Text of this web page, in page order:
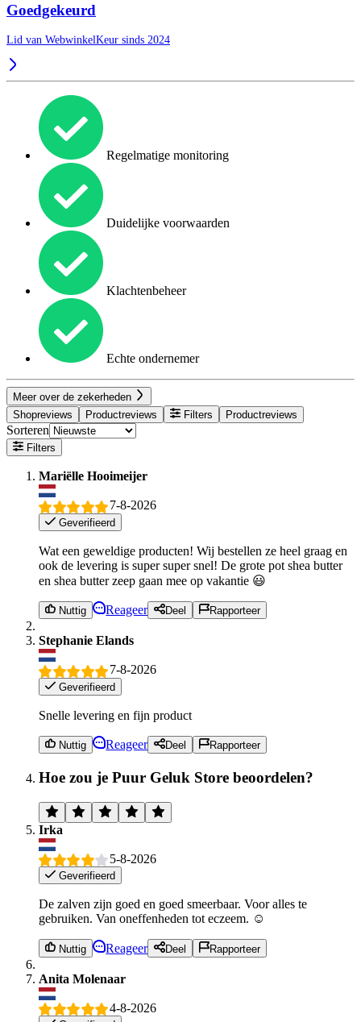
Goedgekeurd
Lid van WebwinkelKeur sinds 2024
Regelmatige monitoring
Duidelijke voorwaarden
Klachtenbeheer
Echte ondernemer
Meer over de zekerheden
Shopreviews
Productreviews Filters Productreviews
Sorteren
Filters
Mariëlle Hooimeijer
7-8-2026
Geverifieerd
Wat een geweldige producten! Wij bestellen ze heel graag en
ook de levering is super super snel! De grote pot shea butter
en shea butter zeep gaan mee op vakantie 😃
Nuttig Reageer Deel Rapporteer
Stephanie Elands
7-8-2026
Geverifieerd
Snelle levering en fijn product
Nuttig Reageer Deel Rapporteer
Hoe zou je Puur Geluk Store beoordelen?
Irka
5-8-2026
Geverifieerd
De zalven zijn goed en goed smeerbaar. Voor alles te
gebruiken. Van oneffenheden tot eczeem. ☺️
Nuttig Reageer Deel Rapporteer
Anita Molenaar
4-8-2026